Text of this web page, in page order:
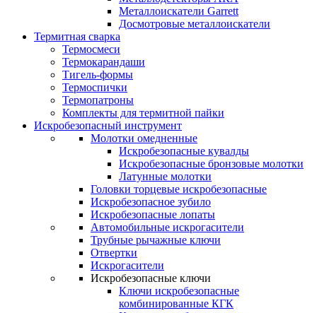
Металлоискатели Garrett
Досмотровые металлоискатели
Термитная сварка
Термосмеси
Термокарандаши
Тигель-формы
Термоспички
Термопатроны
Комплекты для термитной пайки
Искробезопасный инструмент
Молотки омедненные
Искробезопасные кувалды
Искробезопасные бронзовые молотки
Латунные молотки
Головки торцевые искробезопасные
Искробезопасное зубило
Искробезопасные лопаты
Автомобильные искрогасители
Трубные рычажные ключи
Отвертки
Искрогасители
Искробезопасные ключи
Ключи искробезопасные
комбинированные КГК